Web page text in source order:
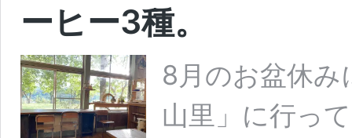
ーヒー3種。
8月のお盆休み
山里」に行っ